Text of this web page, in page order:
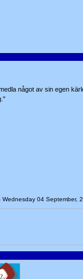
något av sin egen
04 September,